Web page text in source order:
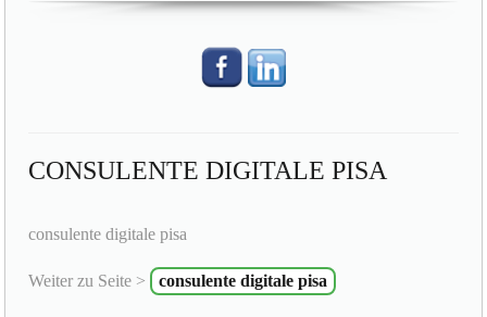
CONSULENTE DIGITALE PISA
consulente digitale pisa
Weiter zu Seite > consulente digitale pisa